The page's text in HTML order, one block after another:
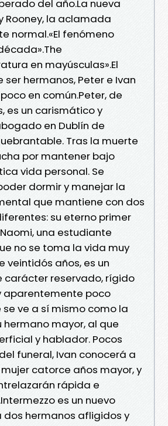
del año.La nueva
Rooney, la aclamada
normal.«El fenómeno
en mayúsculas».El
ser hermanos, Peter e Ivan
en común.Peter, de
es un carismático y
en Dublín de
Tras la muerte
por mantener bajo
vida personal. Se
dormir y manejar la
que mantiene con dos
su eterno primer
una estudiante
no se toma la vida muy
veintidós años, es un
carácter reservado, rígido
aparentemente poco
ve a sí mismo como la
mayor, al que
y hablador. Pocos
funeral, Ivan conocerá a
catorce años mayor, y
rápida e
es un nuevo
dos hermanos afligidos y